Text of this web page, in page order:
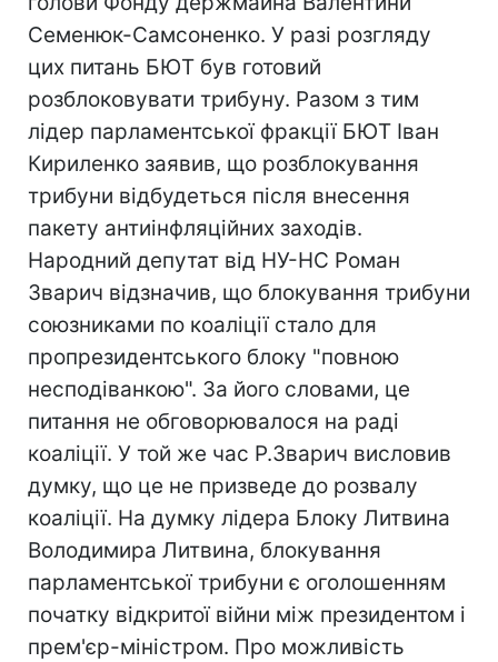
Семенюк-Самсоненко. У разі розгляду
цих питань БЮТ був готовий
розблоковувати трибуну. Разом з тим
лідер парламентської фракції БЮТ Іван
Кириленко заявив, що розблокування
трибуни відбудеться після внесення
пакету антиінфляційних заходів.
Народний депутат від НУ-НС Роман
Зварич відзначив, що блокування трибуни
союзниками по коаліції стало для
пропрезидентського блоку "повною
несподіванкою". За його словами, це
питання не обговорювалося на раді
коаліції. У той же час Р.Зварич висловив
думку, що це не призведе до розвалу
коаліції. На думку лідера Блоку Литвина
Володимира Литвина, блокування
парламентської трибуни є оголошенням
початку відкритої війни між президентом і
прем'єр-міністром. Про можливість